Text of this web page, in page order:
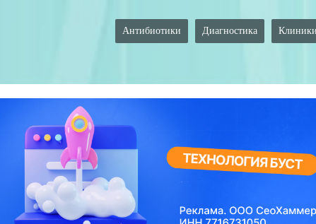
Диагностика
Антибиотики